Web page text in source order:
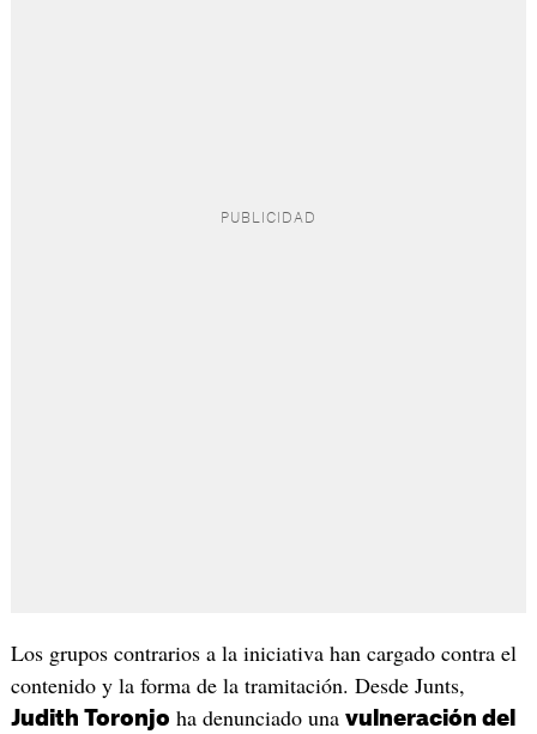
Los grupos contrarios a la iniciativa han cargado contra el
contenido y la forma de la tramitación. Desde Junts,
Judith Toronjo ha denunciado una vulneración del